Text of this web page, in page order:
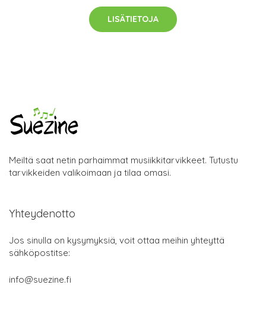
LISÄTIETOJA
Meiltä saat netin parhaimmat musiikkitarvikkeet. Tutustu
tarvikkeiden valikoimaan ja tilaa omasi.
Yhteydenotto
Jos sinulla on kysymyksiä, voit ottaa meihin yhteyttä
sähköpostitse:
info@suezine.fi